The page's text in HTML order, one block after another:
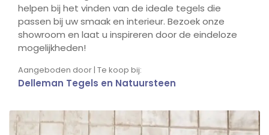
helpen bij het vinden van de ideale tegels die
passen bij uw smaak en interieur. Bezoek onze
showroom en laat u inspireren door de eindeloze
mogelijkheden!
Aangeboden door | Te koop bij:
Delleman Tegels en Natuursteen